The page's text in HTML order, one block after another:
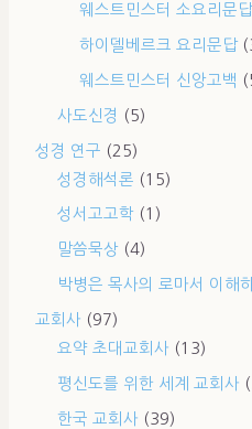
웨스트민스터 소요리문
하이델베르크 요리문답
웨스트민스터 신앙고백
사도신경 (5)
성경 연구 (25)
성경해석론 (15)
성서고고학 (1)
말씀묵상 (4)
박병은 목사의 로마서 이해하
교회사 (97)
요약 초대교회사 (13)
평신도를 위한 세계 교회사
한국 교회사 (39)